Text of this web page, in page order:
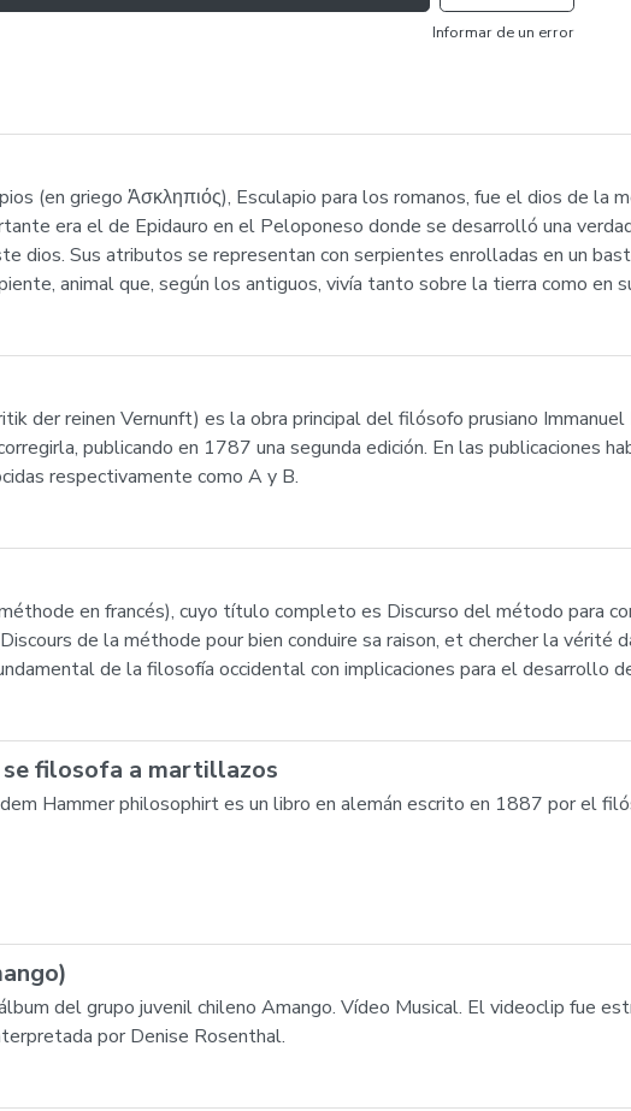
Informar de un error
(en griego Ἀσκληπιός), Esculapio para los romanos, fue el dios de la
era el de Epidauro en el Peloponeso donde se desarrolló una
dios. Sus atributos se representan con serpientes enrolladas en un
animal que, según los antiguos, vivía tanto sobre la tierra como en
der reinen Vernunft) es la obra principal del filósofo prusiano
publicando en 1787 una segunda edición. En las publicaciones
respectivamente como A y B.
en francés), cuyo título completo es Discurso del método para
de la méthode pour bien conduire sa raison, et chercher la vérité
de la filosofía occidental con implicaciones para el desarrollo
filosofa a martillazos
Hammer philosophirt es un libro en alemán escrito en 1887 por el
del grupo juvenil chileno Amango. Vídeo Musical. El videoclip fue
por Denise Rosenthal.